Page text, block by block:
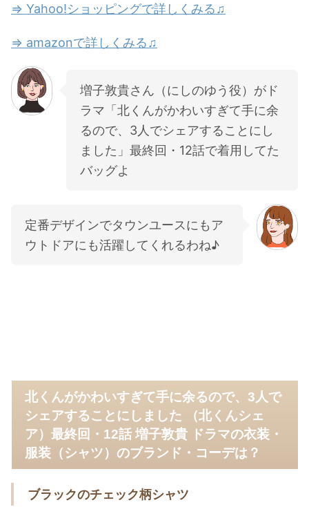
⇒ Yahoo!ショッピングで詳しくみる♫
⇒ amazonで詳しくみる♫
増子敦貴さん（にしのゆう役）がド
ラマ「北くんがかわいすぎて手に余
るので、3人でシェアすることにし
ました」最終回・12話で着用してた
バッグよ
定番デザインでタウンユースにもア
ウトドアにも活躍してくれるわね♪
北くんがかわいすぎて手に余るので、3人で
シェアすることにしました （北くんシェ
ア）最終回・12話 増子敦貴 ドラマの衣装・
服装（シャツ）のブランド・コーデは？
ブラックのチェック柄シャツ